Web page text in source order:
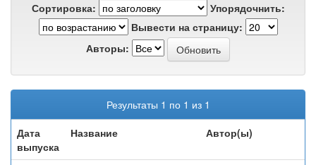
Сортировка:
Упорядочнить:
Вывести на страницу:
Авторы:
Результаты 1 по 1 из 1
Дата
выпуска
Название Автор(ы)